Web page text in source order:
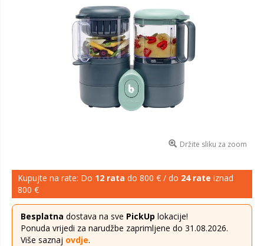
Držite sliku za zoom
Kupujte na rate: Do 12 rata do 800 € / do 24 rate iznad
800 €
Besplatna dostava na sve PickUp lokacije!
Ponuda vrijedi za narudžbe zaprimljene do 31.08.2026.
Više saznaj ovdje.